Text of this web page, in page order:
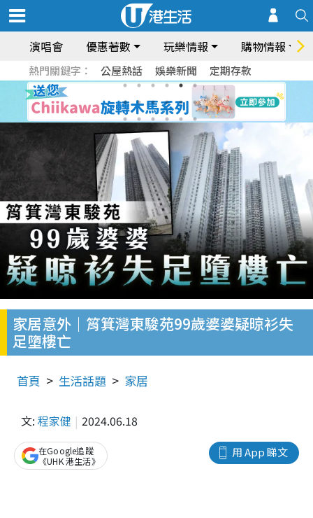
演唱會 優惠著數 玩樂情報 購物情報
熱門關鍵字： 公屋熱話 娛樂新聞 定期存款
家居意外｜筲箕灣東駿苑99歲婆婆疑晾衫失
足墮樓亡
首頁 生活話題 家居
文: 程家健 2024.06.18
用 App 睇文
在Google追蹤
《UHK 港生活》